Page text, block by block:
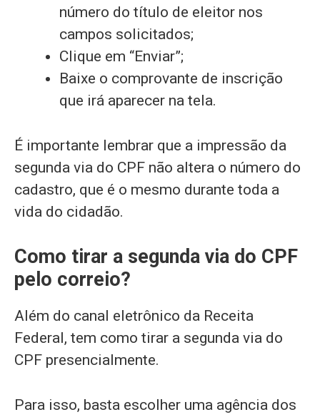
número do título de eleitor nos
campos solicitados;
Clique em “Enviar”;
Baixe o comprovante de inscrição
que irá aparecer na tela.
É importante lembrar que a impressão da
segunda via do CPF não altera o número do
cadastro, que é o mesmo durante toda a
vida do cidadão.
Como tirar a segunda via do CPF
pelo correio?
Além do canal eletrônico da Receita
Federal, tem como tirar a segunda via do
CPF presencialmente.
Para isso, basta escolher uma agência dos